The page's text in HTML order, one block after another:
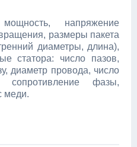
напряжение
размеры пакета
диаметры, длина),
статора: число пазов,
диаметр провода, число
сопротивление фазы,
меди.